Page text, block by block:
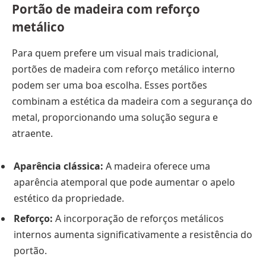
Portão de madeira com reforço
metálico
Para quem prefere um visual mais tradicional,
portões de madeira com reforço metálico interno
podem ser uma boa escolha. Esses portões
combinam a estética da madeira com a segurança do
metal, proporcionando uma solução segura e
atraente.
Aparência clássica: A madeira oferece uma
aparência atemporal que pode aumentar o apelo
estético da propriedade.
Reforço: A incorporação de reforços metálicos
internos aumenta significativamente a resistência do
portão.